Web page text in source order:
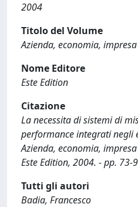
2004
Titolo del Volume
Azienda, economia,
Nome Editore
Este Edition
Citazione
La necessita di sistemi di
performance integrati negli
Azienda, economia, impresa
Este Edition, 2004. - pp. 73-
Tutti gli autori
Badia, Francesco